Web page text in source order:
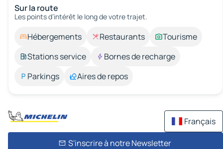
Sur la route
Les points d’intérêt le long de votre trajet.
Hébergements Restaurants
Tourisme
Stations service
Bornes de recharge
Parkings
Aires de repos
Français
S'inscrire à notre Newsletter